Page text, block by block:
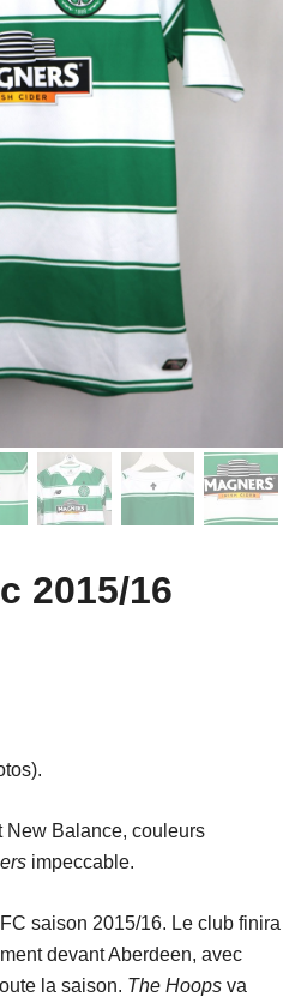
2015/16
New Balance, couleurs
impeccable.
saison 2015/16. Le club finira
devant Aberdeen, avec
la saison. The Hoops va